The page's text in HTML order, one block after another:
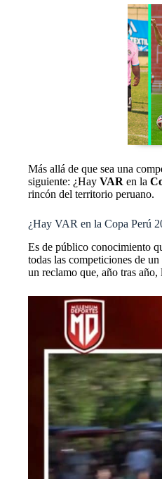
Más allá de que sea una
siguiente: ¿Hay VAR en la
rincón del territorio peruano.
¿Hay VAR en la Copa Perú
Es de público conocimiento
todas las competiciones de
un reclamo que, año tras